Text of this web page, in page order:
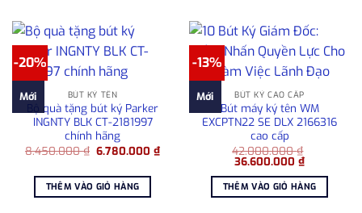
-20%
Mới BÚT KÝ TÊN
Bộ quà tặng bút ký Parker
INGNTY BLK CT-2181997
chính hãng
8.450.000₫ Giá
8.450.000 ₫.
6.780.000₫Giá
hiện
6.780.000 ₫.
THÊM VÀO GIỎ HÀNG
-13%
Mới BÚT KÝ CAO CẤP
Bút máy ký tên WM
EXCPTN22 SE DLX 2166316
cao cấp
42.000.000₫
Giá
là:
42.000.000 ₫.
36.600.000 ₫Giá
hiện
tại
là:
THÊM VÀO GIỎ HÀNG